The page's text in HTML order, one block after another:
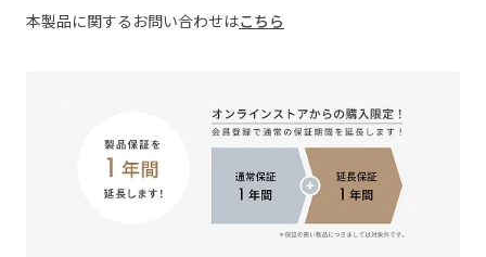
本製品に関するお問い合わせはこちら